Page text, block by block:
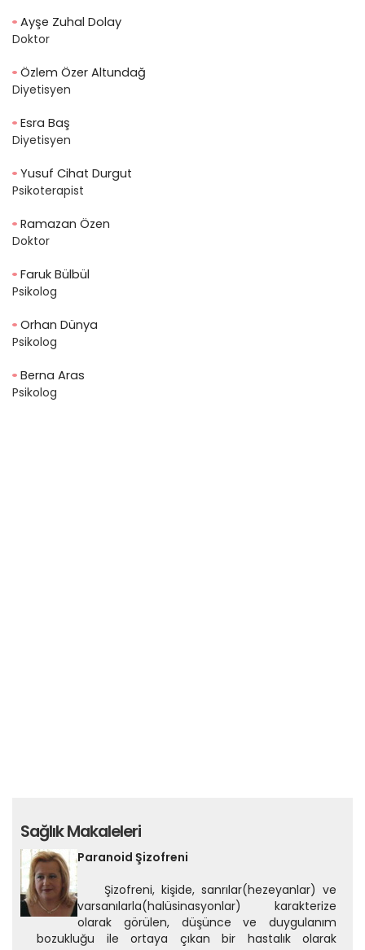
Ayşe Zuhal Dolay
Doktor
Özlem Özer Altundağ
Diyetisyen
Esra Baş
Diyetisyen
Yusuf Cihat Durgut
Psikoterapist
Ramazan Özen
Doktor
Faruk Bülbül
Psikolog
Orhan Dünya
Psikolog
Berna Aras
Psikolog
Sağlık Makaleleri
Paranoid Şizofreni
Şizofreni, kişide, sanrılar(hezeyanlar) ve
varsanılarla(halüsinasyonlar) karakterize
olarak görülen, düşünce ve duygulanım
bozukluğu ile ortaya çıkan bir hastalık olarak